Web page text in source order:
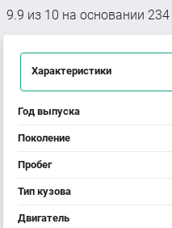
9.9 из 10 на основании 234
Характеристики
Год выпуска
Поколение
Пробег
Тип кузова
Двигатель